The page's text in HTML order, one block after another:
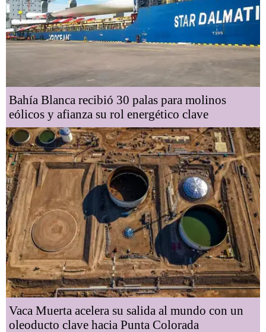
Bahía Blanca recibió 30 palas para molinos
eólicos y afianza su rol energético clave
Vaca Muerta acelera su salida al mundo con un
oleoducto clave hacia Punta Colorada